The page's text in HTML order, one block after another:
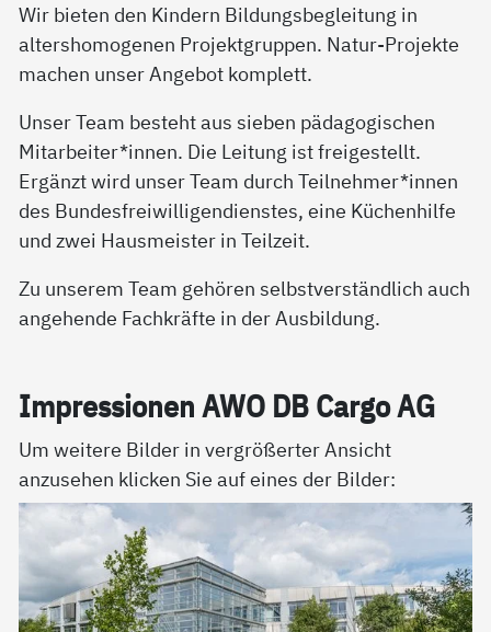
Wir bieten den Kindern Bildungsbegleitung in
altershomogenen Projektgruppen. Natur-Projekte
machen unser Angebot komplett.
Unser Team besteht aus sieben pädagogischen
Mitarbeiter*innen. Die Leitung ist freigestellt.
Ergänzt wird unser Team durch Teilnehmer*innen
des Bundesfreiwilligendienstes, eine Küchenhilfe
und zwei Hausmeister in Teilzeit.
Zu unserem Team gehören selbstverständlich auch
angehende Fachkräfte in der Ausbildung.
Im­pres­sio­nen AWO DB Car­go AG
Um weitere Bilder in vergrößerter Ansicht
anzusehen klicken Sie auf eines der Bilder: